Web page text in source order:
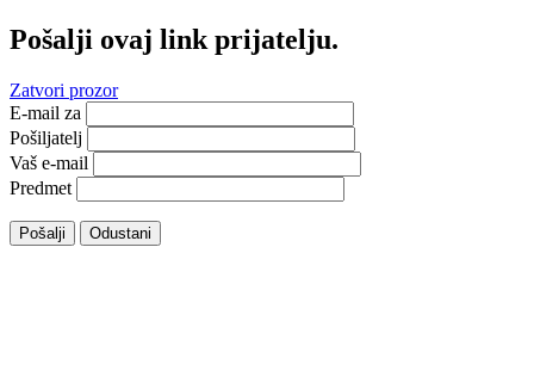
Pošalji ovaj link prijatelju.
Zatvori prozor
E-mail za
Pošiljatelj
Vaš e-mail
Predmet
Pošalji Odustani